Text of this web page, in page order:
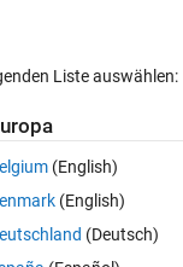
a 100906 * 9
i have 9 different
Liste auswählen:
(English)
(English)
(Deutsch)